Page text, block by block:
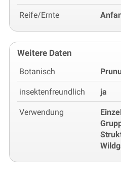
Reife/Ernte
Weitere Daten
Botanisch
insektenfreundlich ja
Verwendung